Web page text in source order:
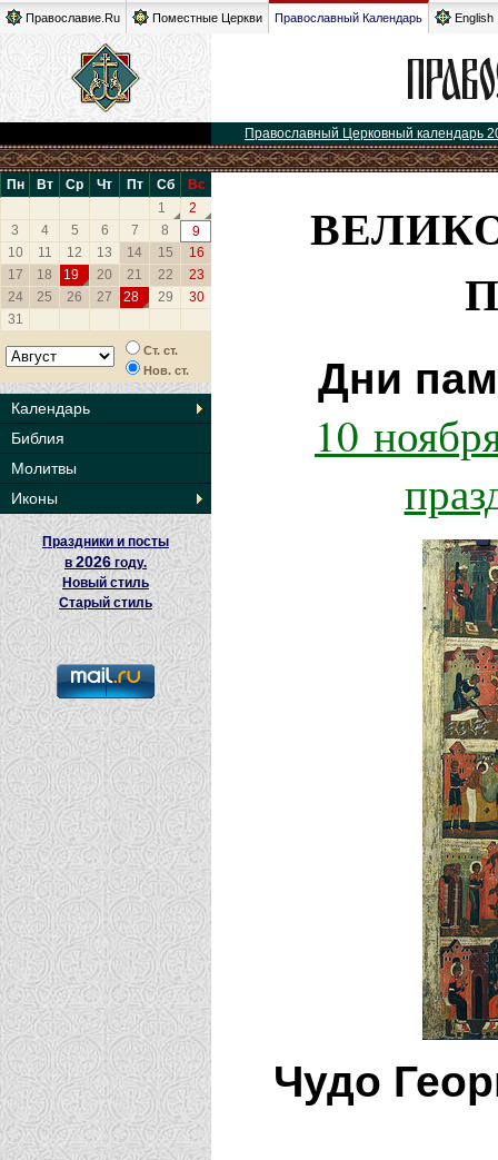
Православие.Ru Поместные Церкви Православный Календарь English
Православный Церковный календарь
Пн Вт Ср Чт Пт Сб
Вс
1
2
3
4 5 6 7 8
9
10
11 12 13 14 15
16
17
18 19 20 21 22
23
24
25 26 27 28 29
30
31
Ст. ст.
Нов. ст.
Календарь
Библия
Молитвы
Иконы
Праздники и посты
в2026 году.
Новый стиль
Старый стиль
Дни
10
Чудо